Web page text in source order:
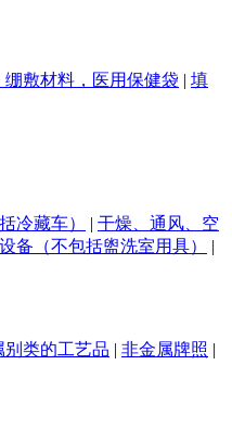
绷敷材料，医用保健袋 | 填
冷藏车） | 干燥、通风、空
备（不包括盥洗室用具）
|
类的工艺品 | 非金属牌照 |